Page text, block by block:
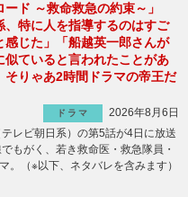
ード ～救命救急の約束～」
、特に人を指導するのはすご
感じた」「船越英一郎さんが
似ていると言われたことがあ
そりゃあ2時間ドラマの帝王だ
ドラマ
2026年8月6日
レビ朝日系）の第5話が4日に放送
もがく、若き救命医・救急隊員・
。（※以下、ネタバレを含みます）